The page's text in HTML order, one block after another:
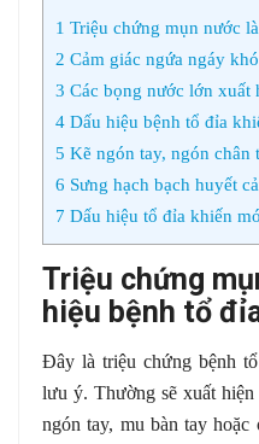
1 Triệu chứng mụn nước
2 Cảm giác ngứa ngáy
3 Các bọng nước lớn xuất
4 Dấu hiệu bệnh tổ đỉa
5 Kẽ ngón tay, ngón chân
6 Sưng hạch bạch huyết
7 Dấu hiệu tổ đỉa khiến
Triệu chứng
hiệu bệnh tổ
Đây là triệu chứng bệnh
lưu ý. Thường sẽ xuất
ngón tay, mu bàn tay